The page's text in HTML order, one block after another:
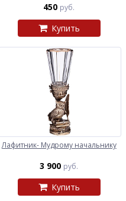
450 руб.
Купить
Лафитник- Мудрому начальнику
3 900 руб.
Купить